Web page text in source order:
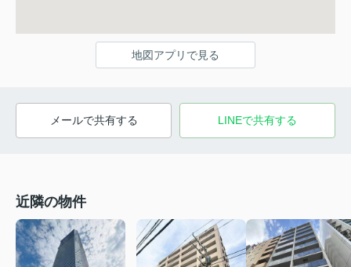
地図アプリで見る
メールで共有する LINEで共有する
近隣の物件